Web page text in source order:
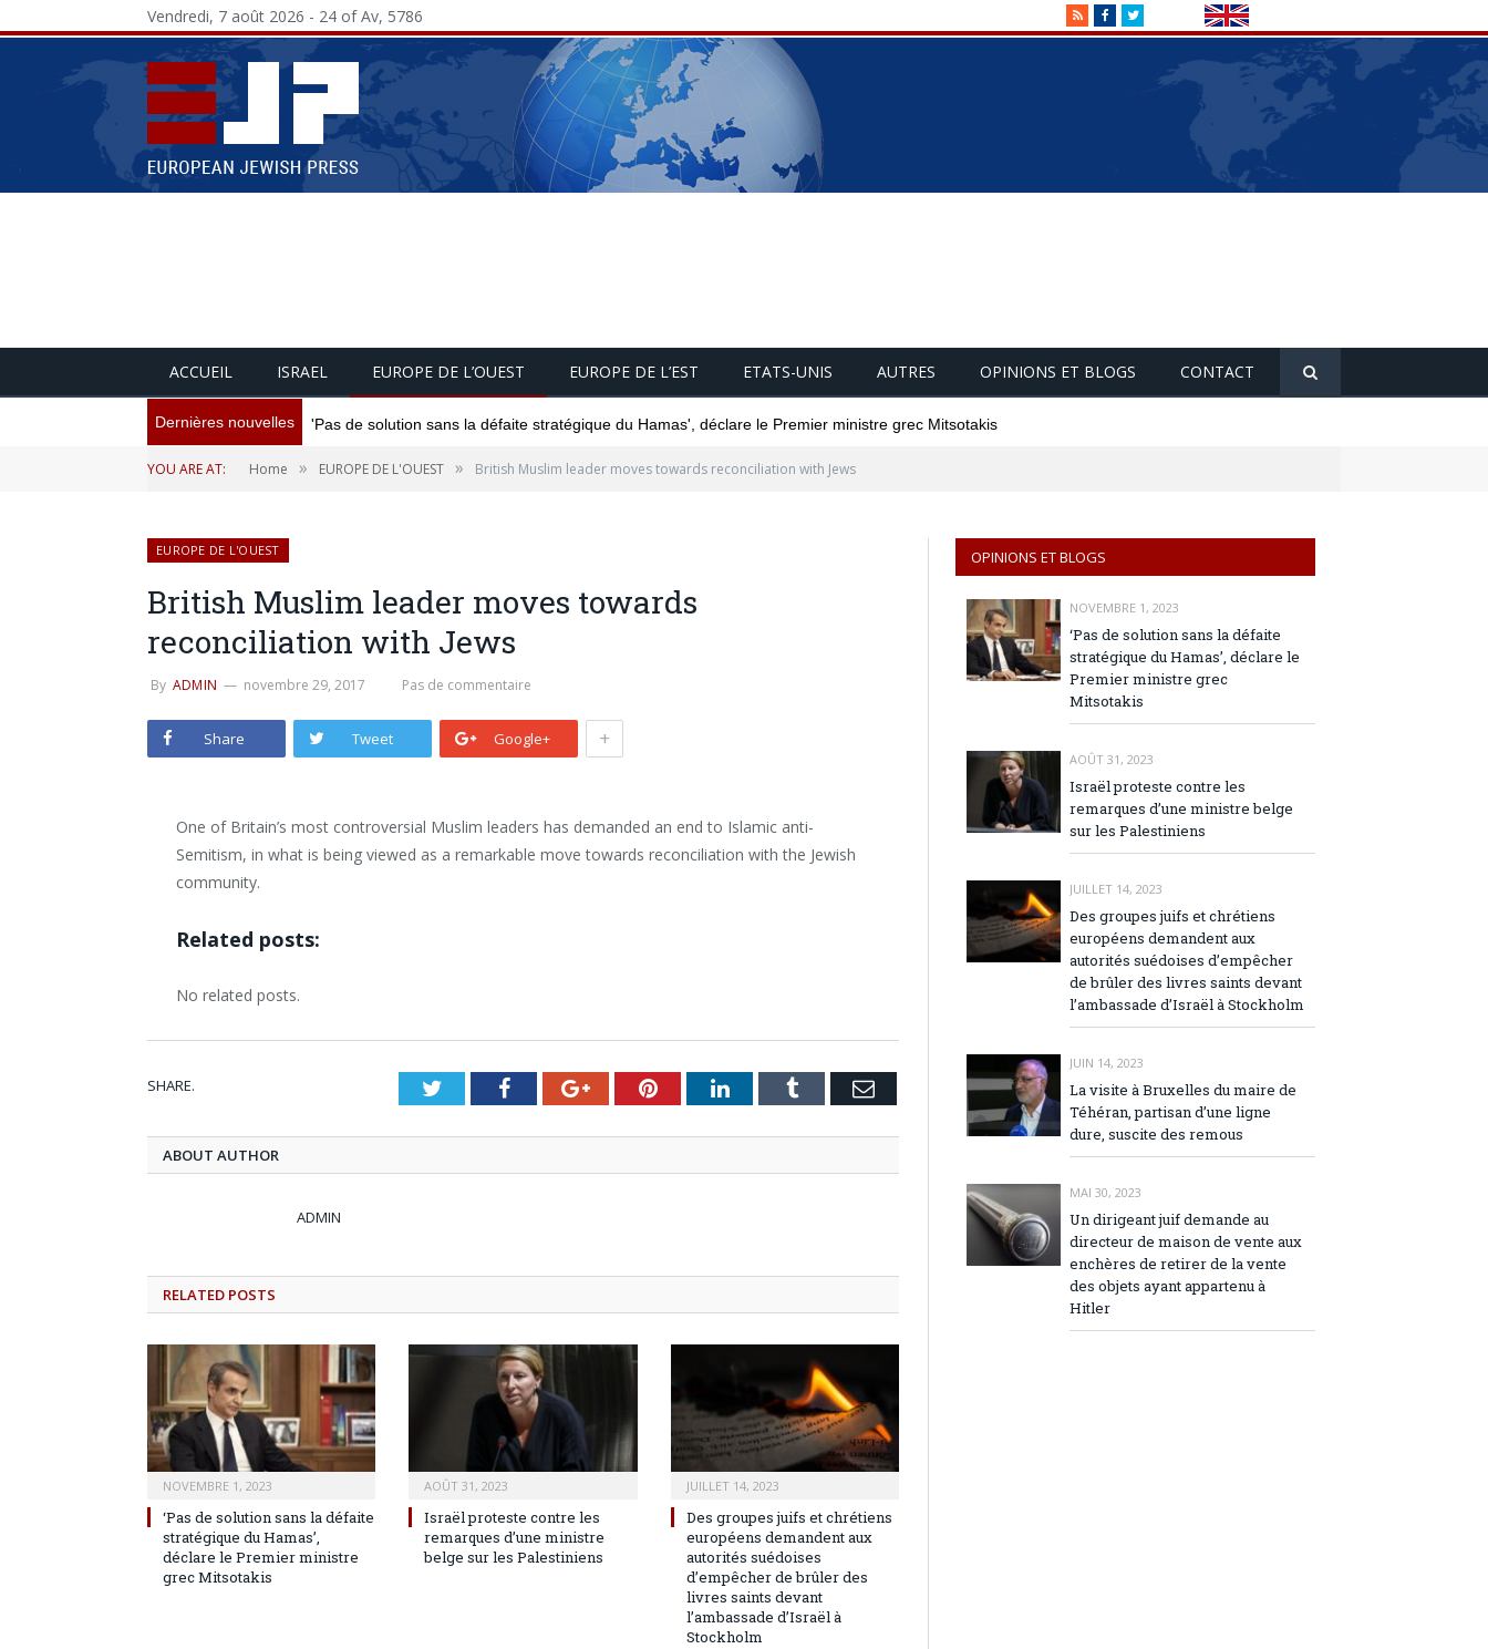
RSSFacebookTwitter
Vendredi, 7 août 2026 - 24 of Av, 5786
ACCUEIL ISRAEL EUROPE DE L’OUEST EUROPE DE L’EST ETATS-UNIS AUTRES OPINIONS ET BLOGS CONTACT
Dernières nouvelles 'Pas de solution sans la défaite stratégique du Hamas', déclare le Premier ministre grec Mitsotakis
YOU ARE AT: Home » EUROPE DE L'OUEST » British Muslim leader moves towards reconciliation with Jews
EUROPE DE L'OUEST
British Muslim leader moves towards
reconciliation with Jews
By ADMIN novembre 29, 2017 Pas de commentaire
Share Tweet Google+ +
One of Britain’s most controversial Muslim leaders has demanded an end to Islamic anti-
Semitism, in what is being viewed as a remarkable move towards reconciliation with the Jewish
community.
Related posts:
No related posts.
SHARE. TwitterFacebookGoogle+PinterestLinkedInTumblr Email
ABOUT AUTHOR
ADMIN
RELATED POSTS
NOVEMBRE 1, 2023
‘Pas de solution sans la défaite
stratégique du Hamas’,
déclare le Premier ministre
grec Mitsotakis
AOÛT 31, 2023
Israël proteste contre les
remarques d’une ministre
belge sur les Palestiniens
JUILLET 14, 2023
Des groupes juifs et chrétiens
européens demandent aux
autorités suédoises
d’empêcher de brûler des
livres saints devant
l’ambassade d’Israël à
Stockholm
OPINIONS ET BLOGS
NOVEMBRE 1, 2023
‘Pas de solution sans la défaite
stratégique du Hamas’, déclare le
Premier ministre grec
Mitsotakis
AOÛT 31, 2023
Israël proteste contre les
remarques d’une ministre belge
sur les Palestiniens
JUILLET 14, 2023
Des groupes juifs et chrétiens
européens demandent aux
autorités suédoises d’empêcher
de brûler des livres saints devant
l’ambassade d’Israël à Stockholm
JUIN 14, 2023
La visite à Bruxelles du maire de
Téhéran, partisan d’une ligne
dure, suscite des remous
MAI 30, 2023
Un dirigeant juif demande au
directeur de maison de vente aux
enchères de retirer de la vente
des objets ayant appartenu à
Hitler